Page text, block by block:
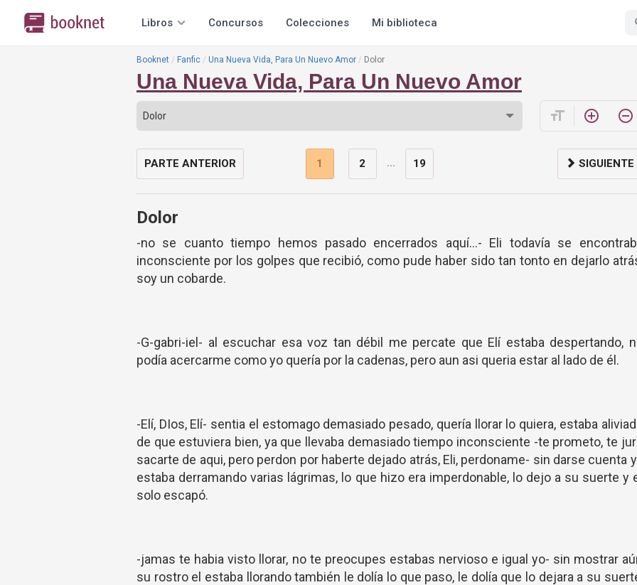
Libros Concursos Colecciones Mi biblioteca
Booknet Fanfic Una Nueva Vida, Para Un Nuevo Amor Dolor
Una Nueva Vida, Para Un Nuevo Amor
format_size add_circle_outline remove_circle_outline
PARTE ANTERIOR 1 2 ... 19 SIGUIENTE
Dolor
-no se cuanto tiempo hemos pasado encerrados aquí…- Eli todavía se
inconsciente por los golpes que recibió, como pude haber sido tan tonto en dejarlo
soy un cobarde.
-G-gabri-iel- al escuchar esa voz tan débil me percate que Elí estaba despertando,
podía acercarme como yo quería por la cadenas, pero aun asi queria estar al lado de él.
-Elí, DIos, Elí- sentia el estomago demasiado pesado, quería llorar lo quiera, estaba
de que estuviera bien, ya que llevaba demasiado tiempo inconsciente -te prometo, te
sacarte de aqui, pero perdon por haberte dejado atrás, Eli, perdoname- sin darse cuenta
estaba derramando varias lágrimas, lo que hizo era imperdonable, lo dejo a su suerte y
solo escapó.
-jamas te habia visto llorar, no te preocupes estabas nervioso e igual yo- sin mostrar
su rostro el estaba llorando también le dolía lo que paso, le dolía que lo dejara a su